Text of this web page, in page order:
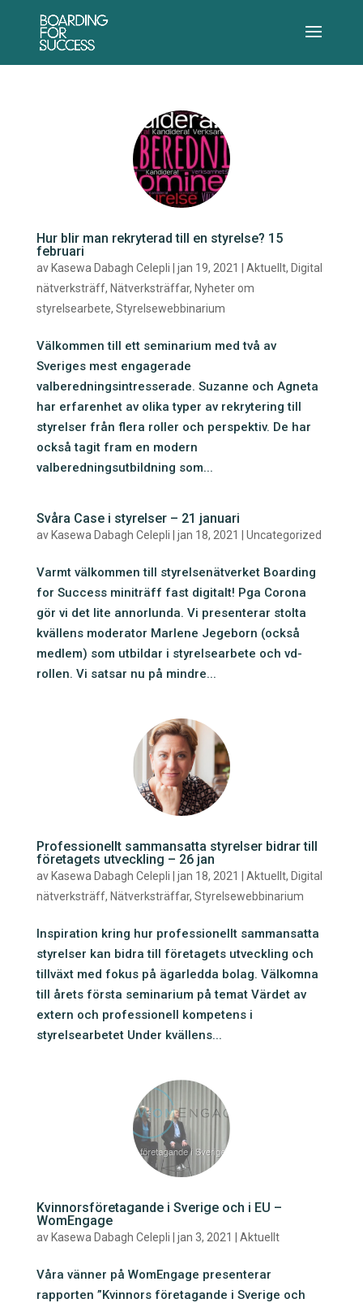
Hur blir man rekryterad till en styrelse? 15
februari
av Kasewa Dabagh Celepli jan 19, 2021 Aktuellt, Digital
nätverksträff, Nätverksträffar, Nyheter om
styrelsearbete, Styrelsewebbinarium
Välkommen till ett seminarium med två av
Sveriges mest engagerade
valberedningsintresserade. Suzanne och Agneta
har erfarenhet av olika typer av rekrytering till
styrelser från flera roller och perspektiv. De har
också tagit fram en modern
valberedningsutbildning som...
Svåra Case i styrelser – 21 januari
av Kasewa Dabagh Celepli jan 18, 2021 Uncategorized
Varmt välkommen till styrelsenätverket Boarding
for Success miniträff fast digitalt! Pga Corona
gör vi det lite annorlunda. Vi presenterar stolta
kvällens moderator Marlene Jegeborn (också
medlem) som utbildar i styrelsearbete och vd-
rollen. Vi satsar nu på mindre...
Professionellt sammansatta styrelser bidrar till
företagets utveckling – 26 jan
av Kasewa Dabagh Celepli jan 18, 2021 Aktuellt, Digital
nätverksträff, Nätverksträffar, Styrelsewebbinarium
Inspiration kring hur professionellt sammansatta
styrelser kan bidra till företagets utveckling och
tillväxt med fokus på ägarledda bolag. Välkomna
till årets första seminarium på temat Värdet av
extern och professionell kompetens i
styrelsearbetet Under kvällens...
Kvinnorsföretagande i Sverige och i EU –
WomEngage
av Kasewa Dabagh Celepli jan 3, 2021 Aktuellt
Våra vänner på WomEngage presenterar
rapporten ”Kvinnors företagande i Sverige och